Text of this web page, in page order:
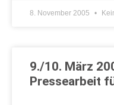
8. November 2005
9./10. März
Pressearbeit